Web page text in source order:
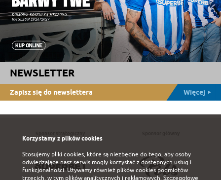
NEWSLETTER
Zapisz się do newslettera Więcej
Korzystamy z plików cookies
Stosujemy pliki cookies, które są niezbędne do tego, aby osoby
odwiedzające nasz serwis mogły korzystać z dostępnych usług i
funkcjonalności. Używamy również plików cookies podmiotów
trzecich, w tym plików analitycznych i reklamowych. Szczegołowe